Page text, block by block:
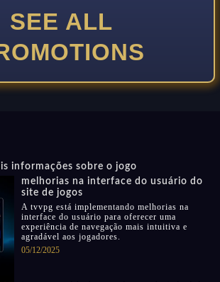
SEE ALL
informações sobre o jogo
melhorias na interface do usuário do
site de jogos
A tvvpg está implementando melhorias na
interface do usuário para oferecer uma
experiência de navegação mais intuitiva e
agradável aos jogadores.
05/12/2025